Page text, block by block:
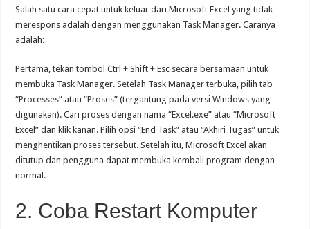
Salah satu cara cepat untuk keluar dari Microsoft Excel yang tidak
merespons adalah dengan menggunakan Task Manager. Caranya
adalah:
Pertama, tekan tombol Ctrl + Shift + Esc secara bersamaan untuk
membuka Task Manager. Setelah Task Manager terbuka, pilih tab
“Processes” atau “Proses” (tergantung pada versi Windows yang
digunakan). Cari proses dengan nama “Excel.exe” atau “Microsoft
Excel” dan klik kanan. Pilih opsi “End Task” atau “Akhiri Tugas” untuk
menghentikan proses tersebut. Setelah itu, Microsoft Excel akan
ditutup dan pengguna dapat membuka kembali program dengan
normal.
2. Coba Restart Komputer